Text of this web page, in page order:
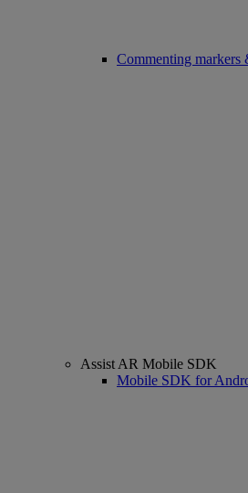
Commenting markers
Assist AR Mobile SDK
Mobile SDK for